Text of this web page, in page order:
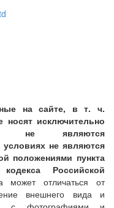
на сайте, в т. ч.
носят исключительно
не являются
не являются
положениями пункта
Российской
может отличаться от
внешнего вида и